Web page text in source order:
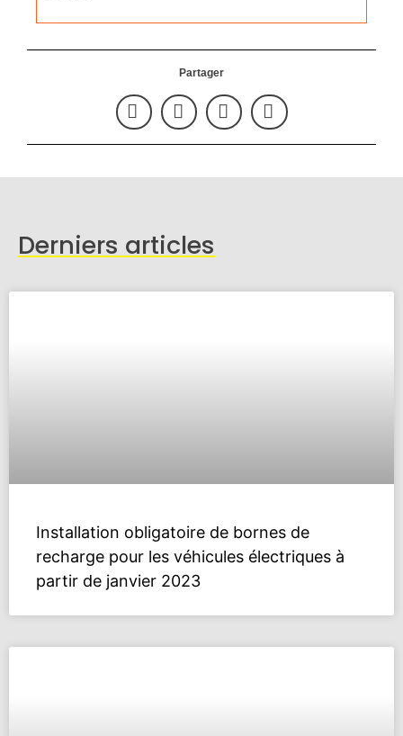
Partager
Derniers articles
Installation obligatoire de bornes de
recharge pour les véhicules électriques à
partir de janvier 2023